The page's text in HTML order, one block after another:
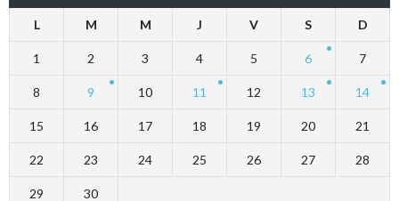
L M M J V S D
1 2 3 4 5 6 7
8 9 10 11 12 13 14
15 16 17 18 19 20 21
22 23 24 25 26 27 28
29 30